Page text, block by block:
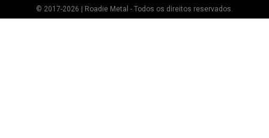
© 2017-2026 | Roadie Metal - Todos os direitos reservados.